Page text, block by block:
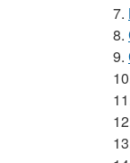
7.
8.
9.